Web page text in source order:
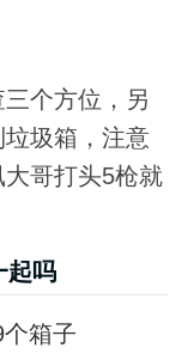
个方位，另
圾箱，注意
哥打头5枪就
起吗
箱子